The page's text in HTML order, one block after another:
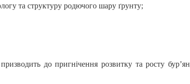
та структуру родючого шару ґрунту;
до пригнічення розвитку та росту